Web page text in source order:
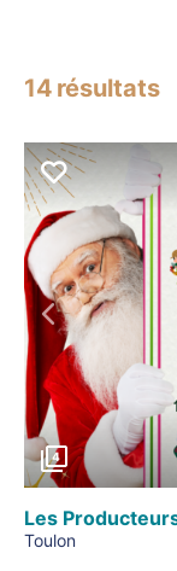
14 résultats
Précédent
4
Les
Toulon